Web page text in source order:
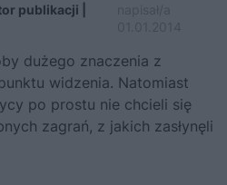
publikacji |
dużego znaczenia z
widzenia. Natomiast
po prostu nie chcieli się
zagrań, z jakich zasłynęli